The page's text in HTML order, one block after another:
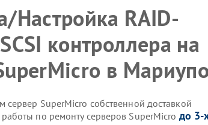
Настройка RAID-
контроллера на
в
сервер SuperMicro собственной доставкой
по ремонту серверов SuperMicro до 3-